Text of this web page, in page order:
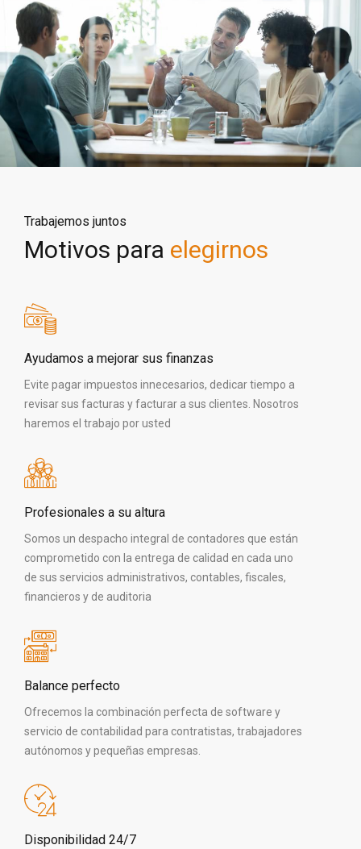
Trabajemos juntos
Motivos para elegirnos
Ayudamos a mejorar sus finanzas
Evite pagar impuestos innecesarios, dedicar tiempo a
revisar sus facturas y facturar a sus clientes. Nosotros
haremos el trabajo por usted
Profesionales a su altura
Somos un despacho integral de contadores que están
comprometido con la entrega de calidad en cada uno
de sus servicios administrativos, contables, fiscales,
financieros y de auditoria
Balance perfecto
Ofrecemos la combinación perfecta de software y
servicio de contabilidad para contratistas, trabajadores
autónomos y pequeñas empresas.
Disponibilidad 24/7